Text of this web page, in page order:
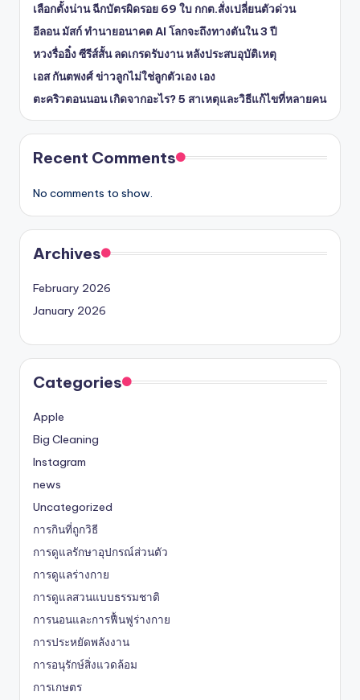
เลือกตั้งน่าน ฉีกบัตรผิดรอย 69 ใบ กกต.สั่งเปลี่ยนตัวด่วน
อีลอน มัสก์ ทำนายอนาคต AI โลกจะถึงทางตันใน 3 ปี
หวงรื่ออิ๋ง ซีรีส์สั้น ลดเกรดรับงาน หลังประสบอุบัติเหตุ
เอส กันตพงศ์ ข่าวลูกไม่ใช่ลูกตัวเอง เอง
ตะคริวตอนนอน เกิดจากอะไร? 5 สาเหตุและวิธีแก้ไขที่หลายคน
Recent Comments
No comments to show.
Archives
February 2026
January 2026
Categories
Apple
Big Cleaning
Instagram
news
Uncategorized
การกินที่ถูกวิธี
การดูแลรักษาอุปกรณ์ส่วนตัว
การดูแลร่างกาย
การดูแลสวนแบบธรรมชาติ
การนอนและการฟื้นฟูร่างกาย
การประหยัดพลังงาน
การอนุรักษ์สิ่งแวดล้อม
การเกษตร